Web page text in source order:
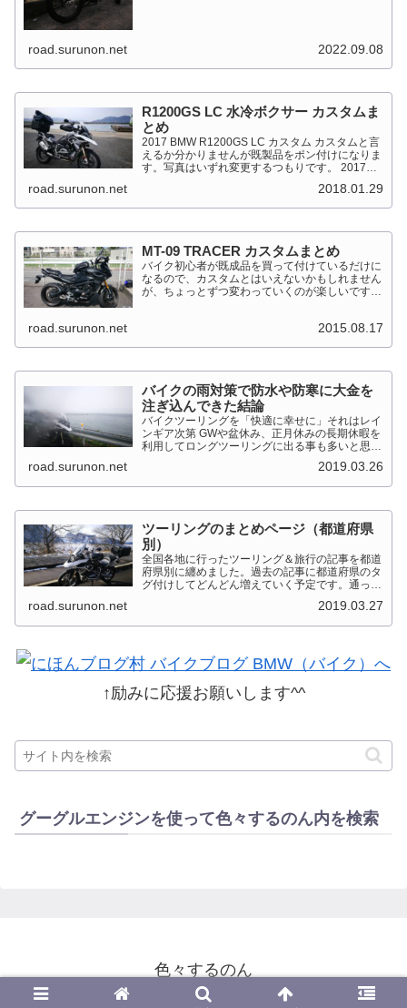
road.surunon.net 2022.09.08
R1200GS LC 水冷ボクサー カスタムま
とめ
2017 BMW R1200GS LC カスタム カスタムと言
えるか分かりませんが既製品をポン付けになりま
す。写真はいずれ変更するつもりです。 2017
road.surunon.net 2018.01.29
MT-09 TRACER カスタムまとめ
バイク初心者が既成品を買って付けているだけに
なるので、カスタムとはいえないかもしれません
が、ちょっとずつ変わっていくのが楽しいです。
road.surunon.net 2015.08.17
バイクの雨対策で防水や防寒に大金を
注ぎ込んできた結論
バイクツーリングを「快適に幸せに」それはレイ
ンギア次第 GWや盆休み、正月休みの長期休暇を
利用してロングツーリングに出る事も多いと思い
り雨ならまだしも1日２日ずっと降り続ける雨が
あります。「そんな...
road.surunon.net 2019.03.26
ツーリングのまとめページ（都道府県
別）
全国各地に行ったツーリング＆旅行の記事を都道
府県別に纏めました。過去の記事に都道府県のタ
グ付けしてどんどん増えていく予定です。通った
した。 分類ってなかなか難しいですね、能登半
島とか北陸とか、石川...
road.surunon.net 2019.03.27
↑励みに応援お願いします^^
グーグルエンジンを使って色々するのん内を検索
色々するのん
© 2014-2026 色々するのん.